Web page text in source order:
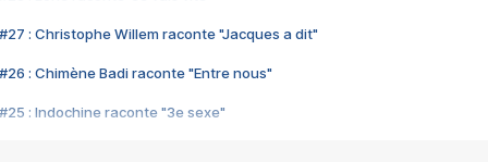
#27 : Christophe Willem raconte "Jacques a dit"
#26 : Chimène Badi raconte "Entre nous"
#25 : Indochine raconte "3e sexe"